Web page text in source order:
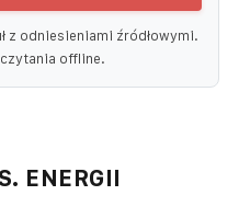
z odniesieniami źródłowymi.
offline.
ENERGII